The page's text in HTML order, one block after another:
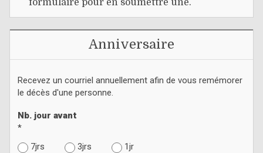
formulaire pour en soumettre une.
Anniversaire
Recevez un courriel annuellement afin de vous remémorer
le décès d'une personne.
Nb. jour avant
*
7jrs
3jrs 1jr